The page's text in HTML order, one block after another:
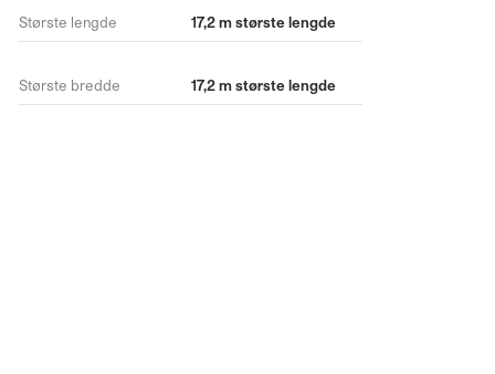
Største lengde 17,2 m største lengde
Største bredde 17,2 m største lengde